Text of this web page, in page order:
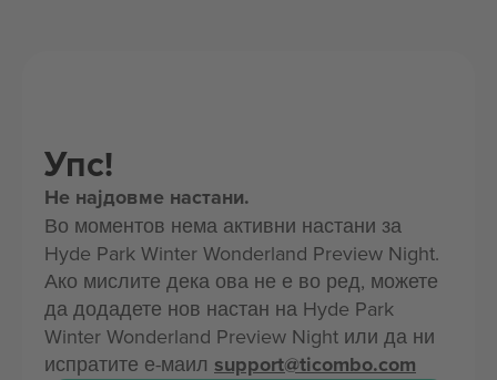
Упс!
Не најдовме настани.
Во моментов нема активни настани за
Hyde Park Winter Wonderland Preview Night.
Ако мислите дека ова не е во ред, можете
да додадете нов настан на Hyde Park
Winter Wonderland Preview Night или да ни
испратите е-маил support@ticombo.com